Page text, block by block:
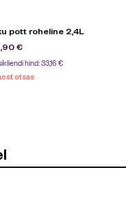
pott roheline 2,4L
€
hind:33,16€
otsas